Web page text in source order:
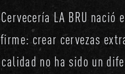
Cervecería LA BRU
firme: crear cervezas
calidad no ha sido un